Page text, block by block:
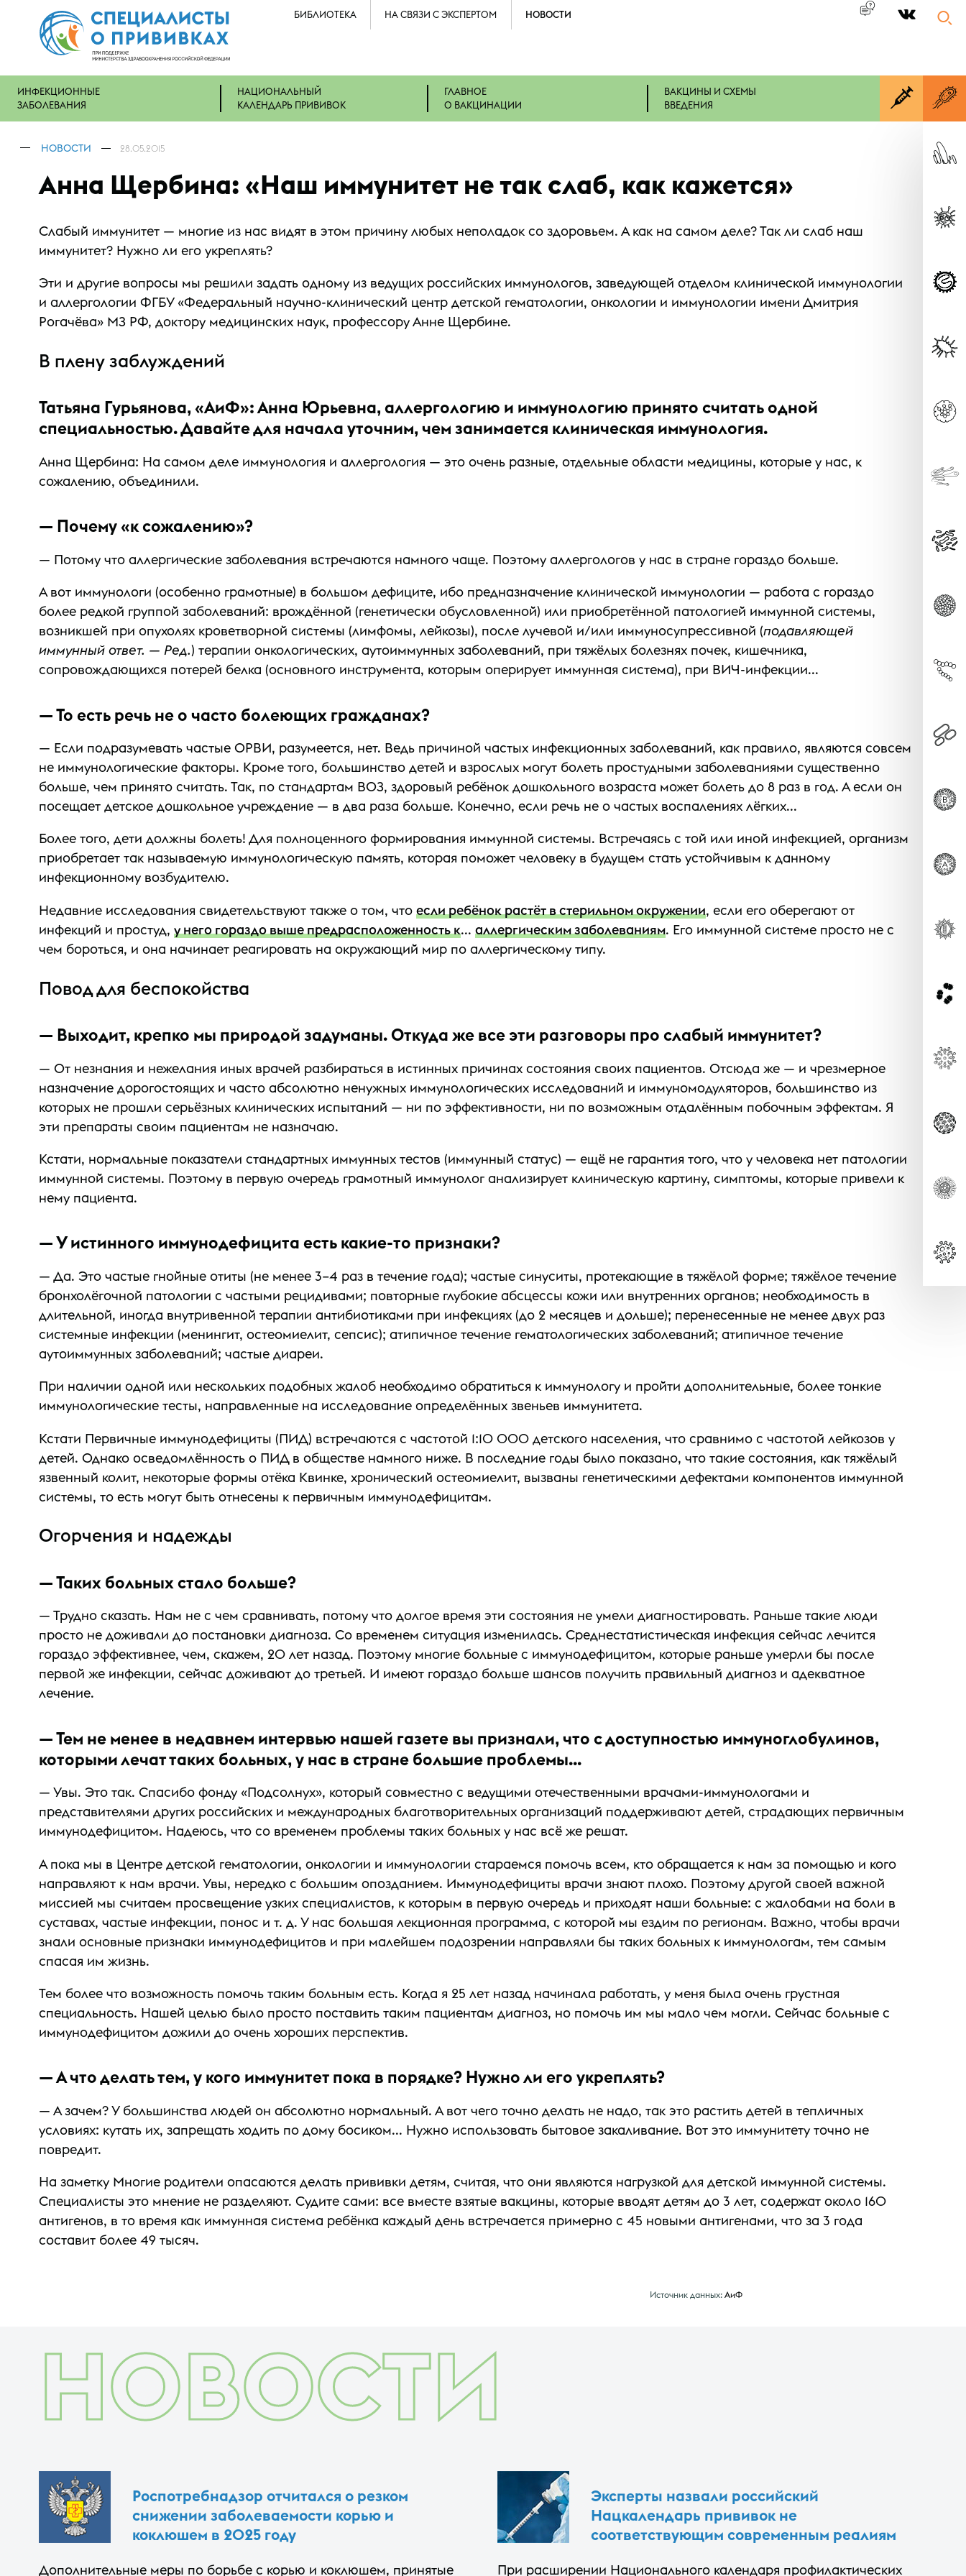
БИБЛИОТЕКА НА СВЯЗИ С ЭКСПЕРТОМ НОВОСТИ |
ИНФЕКЦИОННЫЕ
ЗАБОЛЕВАНИЯ
НАЦИОНАЛЬНЫЙ
КАЛЕНДАРЬ ПРИВИВОК
ГЛАВНОЕ
О ВАКЦИНАЦИИ
ВАКЦИНЫ И СХЕМЫ
ВВЕДЕНИЯ
НОВОСТИ 28.05.2015
Анна Щербина: «Наш иммунитет не так слаб, как кажется»
Слабый иммунитет — многие из нас видят в этом причину любых неполадок со здоровьем. А как на самом деле? Так ли слаб наш
иммунитет? Нужно ли его укреплять?
Эти и другие вопросы мы решили задать одному из ведущих российских иммунологов, заведующей отделом клинической иммунологии
и аллергологии ФГБУ «Федеральный научно-клинический центр детской гематологии, онкологии и иммунологии имени Дмитрия
Рогачёва» МЗ РФ, доктору медицинских наук, профессору Анне Щербине.
В плену заблуждений
Татьяна Гурьянова, «АиФ»: Анна Юрьевна, аллергологию и иммунологию принято считать одной
специальностью. Давайте для начала уточним, чем занимается клиническая иммунология.
Анна Щербина: На самом деле иммунология и аллергология — это очень разные, отдельные области медицины, которые у нас, к
сожалению, объединили.
— Почему «к сожалению»?
— Потому что аллергические заболевания встречаются намного чаще. Поэтому аллергологов у нас в стране гораздо больше.
А вот иммунологи (особенно грамотные) в большом дефиците, ибо предназначение клинической иммунологии — работа с гораздо
более редкой группой заболеваний: врождённой (генетически обусловленной) или приобретённой патологией иммунной системы,
возникшей при опухолях кроветворной системы (лимфомы, лейкозы), после лучевой и/или иммуносупрессивной (подавляющей
иммунный ответ. — Ред.) терапии онкологических, аутоиммунных заболеваний, при тяжёлых болезнях почек, кишечника,
сопровождающихся потерей белка (основного инструмента, которым оперирует иммунная система), при ВИЧ-инфекции...
— То есть речь не о часто болеющих гражданах?
— Если подразумевать частые ОРВИ, разумеется, нет. Ведь причиной частых инфекционных заболеваний, как правило, являются совсем
не иммунологические факторы. Кроме того, большинство детей и взрослых могут болеть простудными заболеваниями существенно
больше, чем принято считать. Так, по стандартам ВОЗ, здоровый ребёнок дошкольного возраста может болеть до 8 раз в год. А если он
посещает детское дошкольное учреждение — в два раза больше. Конечно, если речь не о частых воспалениях лёгких...
Более того, дети должны болеть! Для полноценного формирования иммунной системы. Встречаясь с той или иной инфекцией, организм
приобретает так называемую иммунологическую память, которая поможет человеку в будущем стать устойчивым к данному
инфекционному возбудителю.
Недавние исследования свидетельствуют также о том, что если ребёнок растёт в стерильном окружении, если его оберегают от
инфекций и простуд, у него гораздо выше предрасположенность к... аллергическим заболеваниям. Его иммунной системе просто не с
чем бороться, и она начинает реагировать на окружающий мир по аллергическому типу.
Повод для беспокойства
— Выходит, крепко мы природой задуманы. Откуда же все эти разговоры про слабый иммунитет?
— От незнания и нежелания иных врачей разбираться в истинных причинах состояния своих пациентов. Отсюда же — и чрезмерное
назначение дорогостоящих и часто абсолютно ненужных иммунологических исследований и иммуномодуляторов, большинство из
которых не прошли серьёзных клинических испытаний — ни по эффективности, ни по возможным отдалённым побочным эффектам. Я
эти препараты своим пациентам не назначаю.
Кстати, нормальные показатели стандартных иммунных тестов (иммунный статус) — ещё не гарантия того, что у человека нет патологии
иммунной системы. Поэтому в первую очередь грамотный иммунолог анализирует клиническую картину, симптомы, которые привели к
нему пациента.
— У истинного иммунодефицита есть какие-то признаки?
— Да. Это частые гнойные отиты (не менее 3–4 раз в течение года); частые синуситы, протекающие в тяжёлой форме; тяжёлое течение
бронхолёгочной патологии с частыми рецидивами; повторные глубокие абсцессы кожи или внутренних органов; необходимость в
длительной, иногда внутривенной терапии антибиотиками при инфекциях (до 2 месяцев и дольше); перенесенные не менее двух раз
системные инфекции (менингит, остеомиелит, сепсис); атипичное течение гематологических заболеваний; атипичное течение
аутоиммунных заболеваний; частые диареи.
При наличии одной или нескольких подобных жалоб необходимо обратиться к иммунологу и пройти дополнительные, более тонкие
иммунологические тесты, направленные на исследование определённых звеньев иммунитета.
Кстати Первичные иммунодефициты (ПИД) встречаются с частотой 1:10 000 детского населения, что сравнимо с частотой лейкозов у
детей. Однако осведомлённость о ПИД в обществе намного ниже. В последние годы было показано, что такие состояния, как тяжёлый
язвенный колит, некоторые формы отёка Квинке, хронический остеомиелит, вызваны генетическими дефектами компонентов иммунной
системы, то есть могут быть отнесены к первичным иммунодефицитам.
Огорчения и надежды
— Таких больных стало больше?
— Трудно сказать. Нам не с чем сравнивать, потому что долгое время эти состояния не умели диагностировать. Раньше такие люди
просто не доживали до постановки диагноза. Со временем ситуация изменилась. Среднестатистическая инфекция сейчас лечится
гораздо эффективнее, чем, скажем, 20 лет назад. Поэтому многие больные с иммунодефицитом, которые раньше умерли бы после
первой же инфекции, сейчас доживают до третьей. И имеют гораздо больше шансов получить правильный диагноз и адекватное
лечение.
— Тем не менее в недавнем интервью нашей газете вы признали, что с доступностью иммуноглобулинов,
которыми лечат таких больных, у нас в стране большие проблемы...
— Увы. Это так. Спасибо фонду «Подсолнух», который совместно с ведущими отечественными врачами-иммунологами и
представителями других российских и международных благотворительных организаций поддерживают детей, страдающих первичным
иммунодефицитом. Надеюсь, что со временем проблемы таких больных у нас всё же решат.
А пока мы в Центре детской гематологии, онкологии и иммунологии стараемся помочь всем, кто обращается к нам за помощью и кого
направляют к нам врачи. Увы, нередко с большим опозданием. Иммунодефициты врачи знают плохо. Поэтому другой своей важной
миссией мы считаем просвещение узких специалистов, к которым в первую очередь и приходят наши больные: с жалобами на боли в
суставах, частые инфекции, понос и т. д. У нас большая лекционная программа, с которой мы ездим по регионам. Важно, чтобы врачи
знали основные признаки иммунодефицитов и при малейшем подозрении направляли бы таких больных к иммунологам, тем самым
спасая им жизнь.
Тем более что возможность помочь таким больным есть. Когда я 25 лет назад начинала работать, у меня была очень грустная
специальность. Нашей целью было просто поставить таким пациентам диагноз, но помочь им мы мало чем могли. Сейчас больные с
иммунодефицитом дожили до очень хороших перспектив.
— А что делать тем, у кого иммунитет пока в порядке? Нужно ли его укреплять?
— А зачем? У большинства людей он абсолютно нормальный. А вот чего точно делать не надо, так это растить детей в тепличных
условиях: кутать их, запрещать ходить по дому босиком... Нужно использовать бытовое закаливание. Вот это иммунитету точно не
повредит.
На заметку Многие родители опасаются делать прививки детям, считая, что они являются нагрузкой для детской иммунной системы.
Специалисты это мнение не разделяют. Судите сами: все вместе взятые вакцины, которые вводят детям до 3 лет, содержат около 160
антигенов, в то время как иммунная система ребёнка каждый день встречается примерно с 45 новыми антигенами, что за 3 года
составит более 49 тысяч.
Источник данных:АиФ
НОВОСТИ
Роспотребнадзор отчитался о резком
снижении заболеваемости корью и
коклюшем в 2025 году
Дополнительные меры по борьбе с корью и коклюшем, принятые
Эксперты назвали российский
Нацкалендарь прививок не
соответствующим современным реалиям
При расширении Национального календаря профилактических